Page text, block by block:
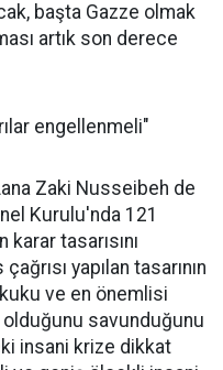
başta Gazze olmak
artık son derece
engellenmeli"
Zaki Nusseibeh de
Kurulu'nda 121
tasarısını
yapılan tasarının
ve en önemlisi
olduğunu savunduğunu
insani krize dikkat